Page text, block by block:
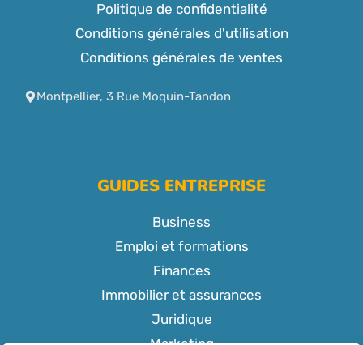
Politique de confidentialité
Conditions générales d'utilisation
Conditions générales de ventes
Montpellier, 3 Rue Moquin-Tandon
GUIDES ENTREPRISE
Business
Emploi et formations
Finances
Immobilier et assurances
Juridique